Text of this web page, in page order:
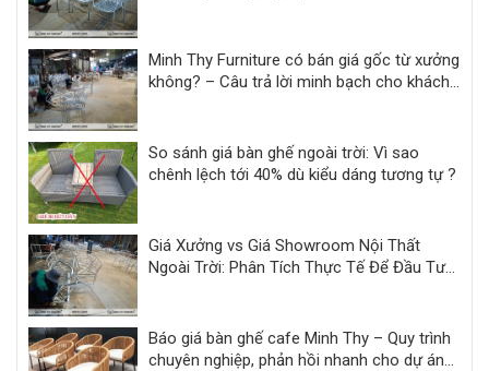
Minh Thy Furniture có bán giá gốc từ xưởng
không? – Câu trả lời minh bạch cho khách
So sánh giá bàn ghế ngoài trời: Vì sao
chênh lệch tới 40% dù kiểu dáng tương tự ?
Giá Xưởng vs Giá Showroom Nội Thất
Ngoài Trời: Phân Tích Thực Tế Để Đầu Tư
Báo giá bàn ghế cafe Minh Thy – Quy trình
chuyên nghiệp, phản hồi nhanh cho dự án